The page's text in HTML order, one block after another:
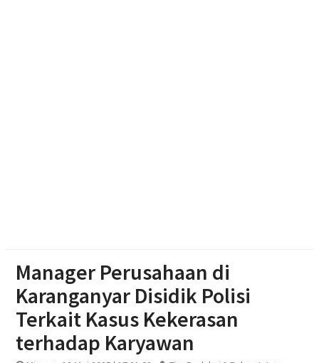
Manager Perusahaan di
Karanganyar Disidik Polisi
Terkait Kasus Kekerasan
terhadap Karyawan